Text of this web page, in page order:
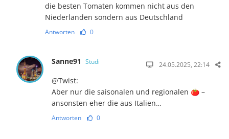
die besten Tomaten kommen nicht aus den
Niederlanden sondern aus Deutschland
Antworten 0
Sanne91 Studi 24.05.2025, 22:14
@Twist:
Aber nur die saisonalen und regionalen 🍅 –
ansonsten eher die aus Italien…
Antworten 0